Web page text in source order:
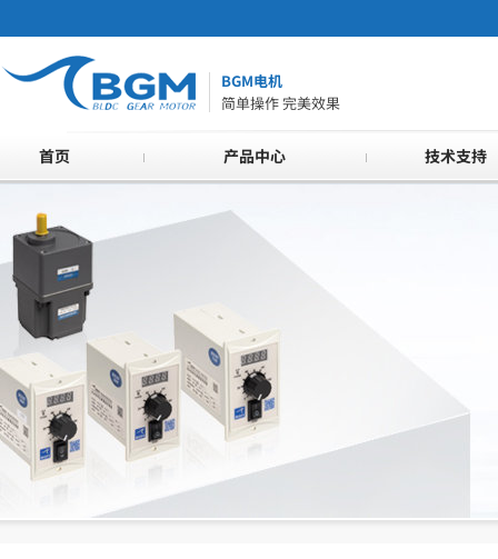
BGM电机
简单操作 完美效果
首页 产品中心 技术支持